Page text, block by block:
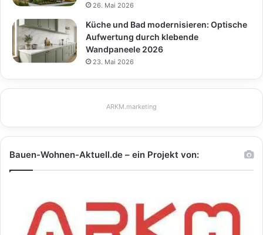
26. Mai 2026
Küche und Bad modernisieren: Optische
Aufwertung durch klebende
Wandpaneele 2026
23. Mai 2026
ARKM.marketing
Bauen-Wohnen-Aktuell.de – ein Projekt von: